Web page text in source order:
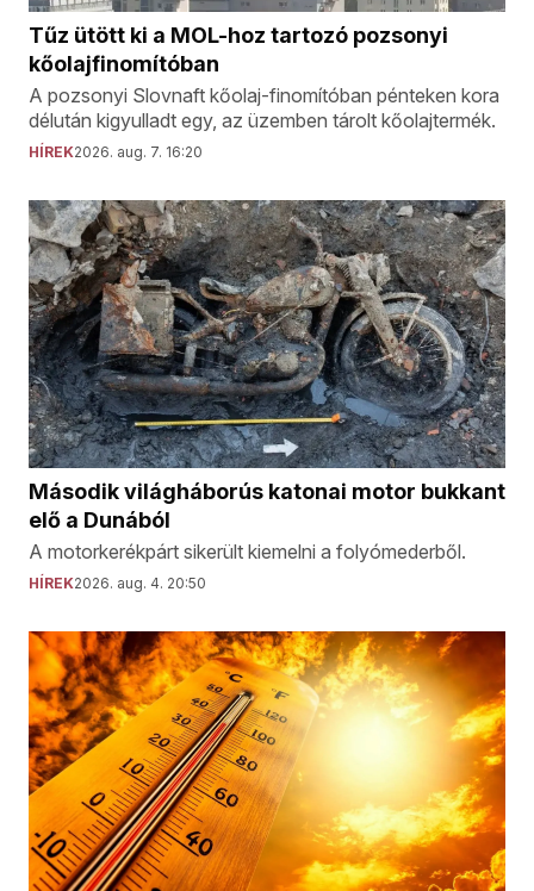
Tűz ütött ki a MOL-hoz tartozó pozsonyi
kőolajfinomítóban
A pozsonyi Slovnaft kőolaj-finomítóban pénteken kora
délután kigyulladt egy, az üzemben tárolt kőolajtermék.
HÍREK2026. aug. 7. 16:20
Második világháborús katonai motor bukkant
elő a Dunából
A motorkerékpárt sikerült kiemelni a folyómederből.
HÍREK2026. aug. 4. 20:50